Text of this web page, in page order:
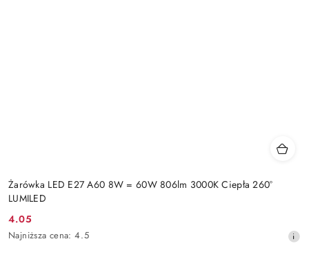
Żarówka LED E27 A60 8W = 60W 806lm 3000K Ciepła 260°
LUMILED
Cena
promocyjna:
4.05
Najniższa
Najniższa cena: 4.5